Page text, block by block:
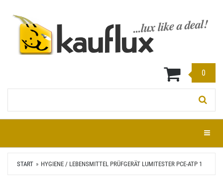
Hauptinhalt
springen
0
Menü
START HYGIENE / LEBENSMITTEL PRÜFGERÄT LUMITESTER PCE-ATP 1